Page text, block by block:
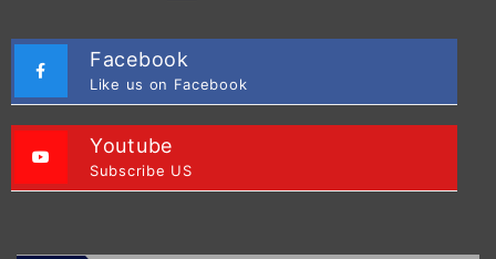
Facebook
Like us on Facebook
Youtube
Subscribe US